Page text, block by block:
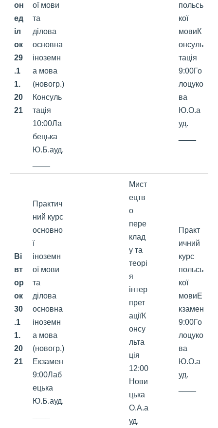
он
ед
іл
ок
29
.1
1.
20
21
ої мови
та
ділова
основна
іноземн
а мова
(новогр.)
Консуль
тація
10:00Ла
бецька
Ю.Б.ауд.
польсь
кої
мовиК
онсуль
тація
9:00Го
лоцуко
ва
Ю.О.а
уд.
Ві
вт
ор
ок
30
.1
1.
20
21
Практич
ний курс
основно
ї
іноземн
ої мови
та
ділова
основна
іноземн
а мова
(новогр.)
Екзамен
9:00Лаб
ецька
Ю.Б.ауд.
Мист
ецтв
о
пере
клад
у та
теорі
я
інтер
прет
аціїК
онсу
льта
ція
12:00
Нови
цька
О.А.а
уд.
Практ
ичний
курс
польсь
кої
мовиЕ
кзамен
9:00Го
лоцуко
ва
Ю.О.а
уд.